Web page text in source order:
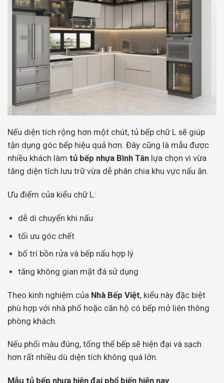
Nếu diện tích rộng hơn một chút, tủ bếp chữ L sẽ giúp
tận dụng góc bếp hiệu quả hơn. Đây cũng là mẫu được
nhiều khách làm tủ bếp nhựa Bình Tân lựa chọn vì vừa
tăng diện tích lưu trữ vừa dễ phân chia khu vực nấu ăn.
Ưu điểm của kiểu chữ L:
dễ di chuyển khi nấu
tối ưu góc chết
bố trí bồn rửa và bếp nấu hợp lý
tăng không gian mặt đá sử dụng
Theo kinh nghiệm của Nhà Bếp Việt, kiểu này đặc biệt
phù hợp với nhà phố hoặc căn hộ có bếp mở liên thông
phòng khách.
Nếu phối màu đúng, tổng thể bếp sẽ hiện đại và sạch
hơn rất nhiều dù diện tích không quá lớn.
Mẫu tủ bếp nhựa hiện đại phổ biến hiện nay